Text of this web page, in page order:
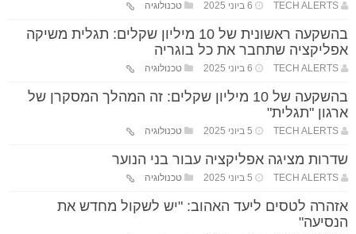
TECH ALERTS 6 ביוני 2025 טכנולוגיה
בהשקעה ראשונית של 10 מיליון שקלים: תגלית משיקה
אפליקציה שתחבר את כל בוגריה
TECH ALERTS 6 ביוני 2025 טכנולוגיה
בהשקעה של 10 מיליון שקלים: זה המהלך המסקרן של
ארגון "תגלית"
TECH ALERTS 5 ביוני 2025 טכנולוגיה
שדרות מציגה אפליקציה עבור בני הנוער
TECH ALERTS 5 ביוני 2025 טכנולוגיה
אזהרה לטסים ליעד האהוב: "יש לשקול מחדש את
הנסיעה"